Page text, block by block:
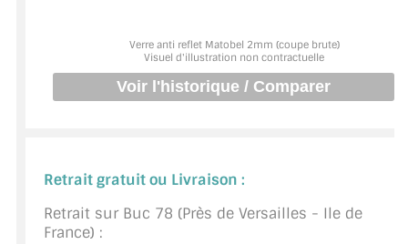
JOINTS D'ÉTANCHÉITÉS
FIXATION GARDES CORPS
SYSTÈMES COULISSANTS
LE CATALOGUE ACCESSOIRES
(STROMBINOSCOPE)
Verre anti reflet Matobel 2mm (coupe brute)
Visuel d'illustration non contractuelle
Retrait gratuit ou Livraison :
Retrait sur Buc 78 (Près de Versailles - Ile de
France) :